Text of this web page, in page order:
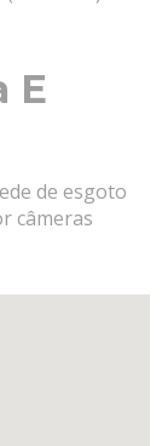
E
de esgoto
câmeras